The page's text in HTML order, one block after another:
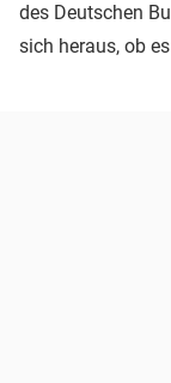
des Deutschen
sich heraus, ob